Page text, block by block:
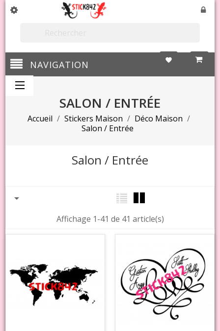
favorite
NAVIGATION
SALON / ENTRÉE
Accueil Stickers Maison
Déco Maison
Salon / Entrée
Salon / Entrée

Affichage 1-41 de 41 article(s)